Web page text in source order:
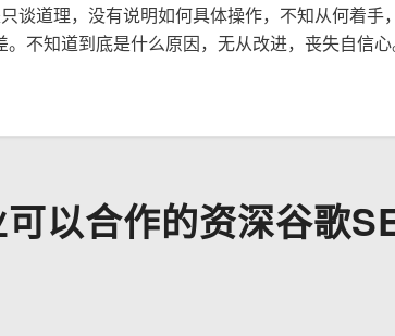
谈道理，没有说明如何具体操作，不知从何着
不知道到底是什么原因，无从改进，丧失自信
以合作的资深谷歌